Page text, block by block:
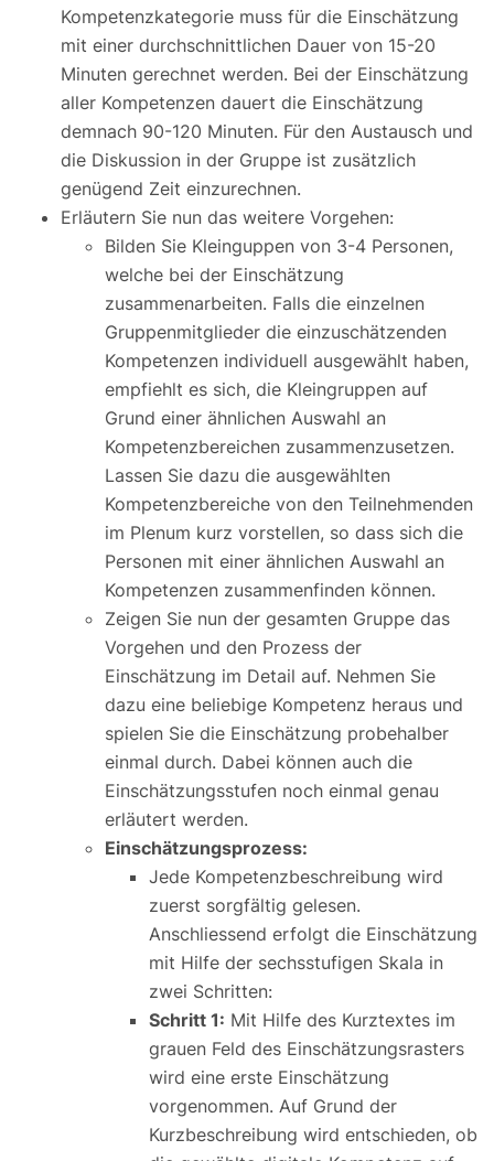
Kompetenzkategorie muss für die Einschätzung
mit einer durchschnittlichen Dauer von 15-20
Minuten gerechnet werden. Bei der Einschätzung
aller Kompetenzen dauert die Einschätzung
demnach 90-120 Minuten. Für den Austausch und
die Diskussion in der Gruppe ist zusätzlich
genügend Zeit einzurechnen.
Erläutern Sie nun das weitere Vorgehen:
Bilden Sie Kleinguppen von 3-4 Personen,
welche bei der Einschätzung
zusammenarbeiten. Falls die einzelnen
Gruppenmitglieder die einzuschätzenden
Kompetenzen individuell ausgewählt haben,
empfiehlt es sich, die Kleingruppen auf
Grund einer ähnlichen Auswahl an
Kompetenzbereichen zusammenzusetzen.
Lassen Sie dazu die ausgewählten
Kompetenzbereiche von den Teilnehmenden
im Plenum kurz vorstellen, so dass sich die
Personen mit einer ähnlichen Auswahl an
Kompetenzen zusammenfinden können.
Zeigen Sie nun der gesamten Gruppe das
Vorgehen und den Prozess der
Einschätzung im Detail auf. Nehmen Sie
dazu eine beliebige Kompetenz heraus und
spielen Sie die Einschätzung probehalber
einmal durch. Dabei können auch die
Einschätzungsstufen noch einmal genau
erläutert werden.
Einschätzungsprozess:
Jede Kompetenzbeschreibung wird
zuerst sorgfältig gelesen.
Anschliessend erfolgt die Einschätzung
mit Hilfe der sechsstufigen Skala in
zwei Schritten:
Schritt 1: Mit Hilfe des Kurztextes im
grauen Feld des Einschätzungsrasters
wird eine erste Einschätzung
vorgenommen. Auf Grund der
Kurzbeschreibung wird entschieden, ob